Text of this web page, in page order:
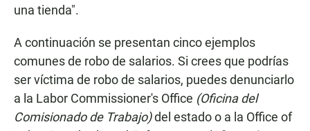
una tienda".
A continuación se presentan cinco ejemplos
comunes de robo de salarios. Si crees que podrías
ser víctima de robo de salarios, puedes denunciarlo
a la Labor Commissioner's Office (Oficina del
Comisionado de Trabajo)del estado o a la Office of